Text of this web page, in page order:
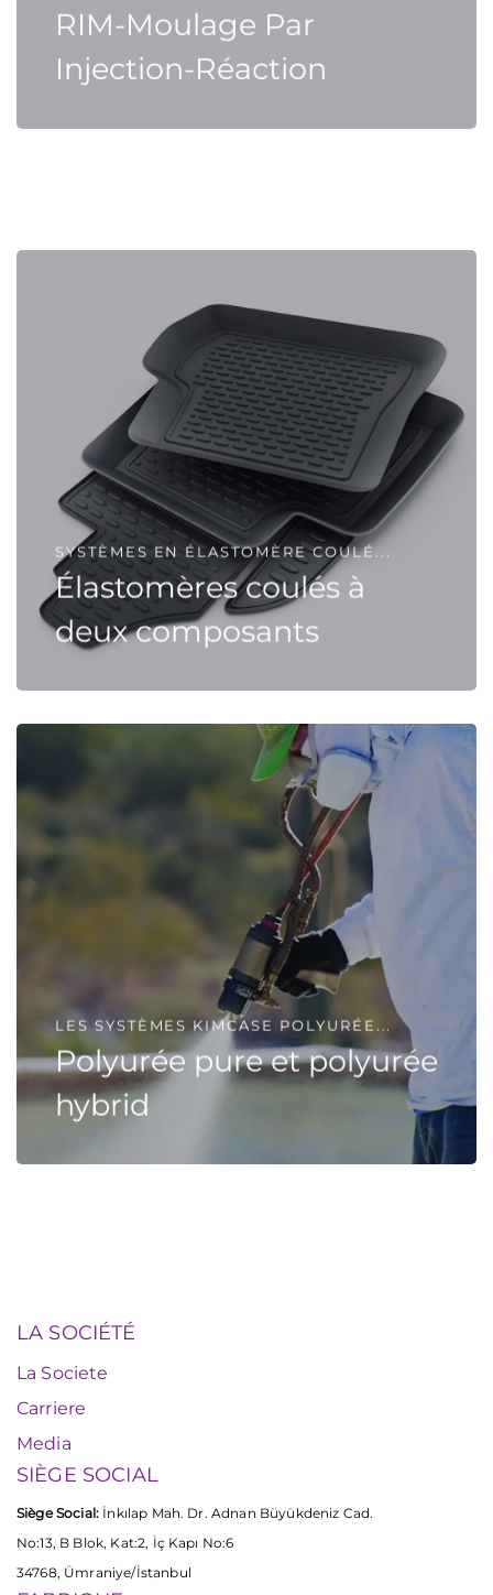
RIM-Moulage Par
Injection-Réaction
SYSTÈMES EN ÉLASTOMÈRE COULÉ...
Élastomères coulés à
deux composants
LES SYSTÈMES KIMCASE POLYURÉE...
Polyurée pure et polyurée
hybrid
LA SOCIÉTÉ
La Societe
Carriere
Media
SIÈGE SOCIAL
Siège Social: İnkılap Mah. Dr. Adnan Büyükdeniz Cad.
No:13, B Blok, Kat:2, İç Kapı No:6
34768, Ümraniye/İstanbul